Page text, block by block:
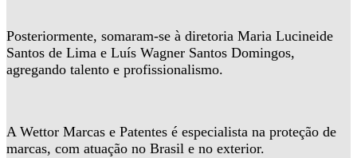
Posteriormente, somaram-se à diretoria Maria Lucineide
Santos de Lima e Luís Wagner Santos Domingos,
agregando talento e profissionalismo.
A Wettor Marcas e Patentes é especialista na proteção de
marcas, com atuação no Brasil e no exterior.